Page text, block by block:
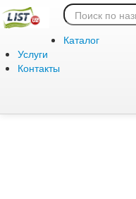
Каталог
Услуги
Контакты
Ошибка